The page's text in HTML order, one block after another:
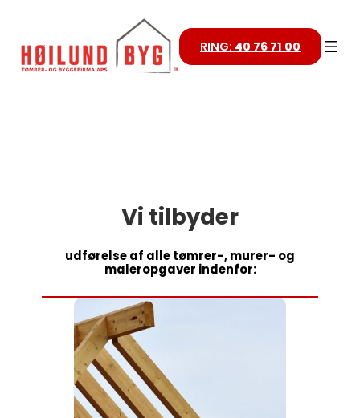
RING: 40 76 71 00
Vi tilbyder
udførelse af alle tømrer-, murer- og
maleropgaver indenfor: